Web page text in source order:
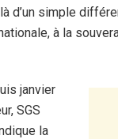
d’un simple
à la
janvier
SGS
la